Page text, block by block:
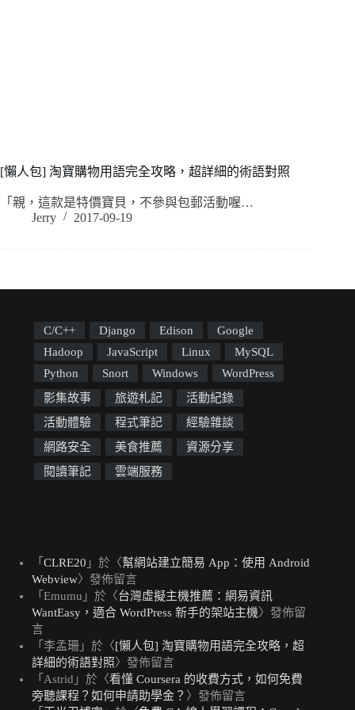
[懶人包] 淘寶購物用語完全攻略，超詳細的術語對照
「親，這款是特價寶貝，不參與包郵活動喔…
Jerry
2017-09-19
C/C++ Django Edison
Google
Hadoop
JavaScript Linux
MySQL
Python
Snort Windows
WordPress
影集故事
旅遊札記
活動紀錄
活動體驗
程式筆記
經驗雜談
網路安全
美食推薦
資源分享
閱讀筆記
雲端服務
「 CLRE20 」於〈幫網站建立簡易 App：使用 Android
Webview〉發佈留言
「 Emumu 」於〈台灣虛擬主機推薦：網易資訊
WantEasy，適合 WordPress 新手的架站主機〉發佈留
言
「 李孟珊 」於〈[懶人包] 淘寶購物用語完全攻略，超
詳細的術語對照〉發佈留言
「 Astrid 」於〈看懂 Coursera 的收費方式，如何免費
旁聽課程？如何申請助學金？ 〉發佈留言